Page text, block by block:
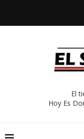
El
Hoy Es